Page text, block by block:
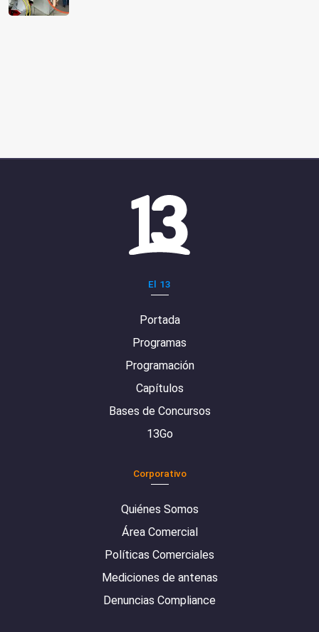
El 13
Portada
Programas
Programación
Capítulos
Bases de Concursos
13Go
Corporativo
Quiénes Somos
Área Comercial
Políticas Comerciales
Mediciones de antenas
Denuncias Compliance